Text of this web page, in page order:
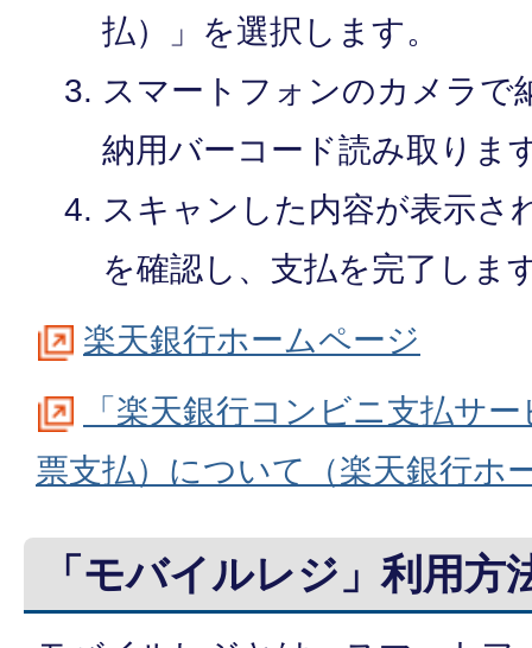
払）」を選択します。
スマートフォンのカメラで
納用バーコード読み取りま
スキャンした内容が表示さ
を確認し、支払を完了しま
楽天銀行ホームページ
「楽天銀行コンビニ支払サ
票支払）について（楽天銀行ホ
「モバイルレジ」利用方